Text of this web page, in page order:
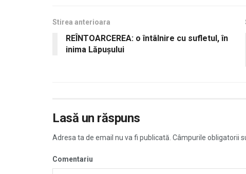
Stirea anterioara
REÎNTOARCEREA: o întâlnire cu sufletul, în
inima Lăpușului
Lasă un răspuns
Adresa ta de email nu va fi publicată. Câmpurile obligatorii
Comentariu